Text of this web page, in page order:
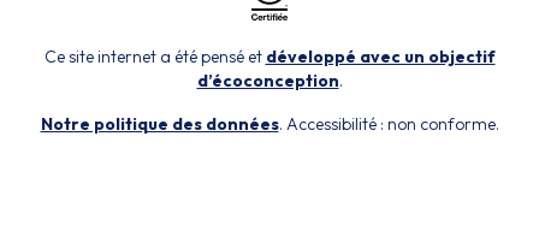
Ce site internet a été pensé et développé avec un objectif
d’écoconception.
Notre politique des données. Accessibilité : non conforme.